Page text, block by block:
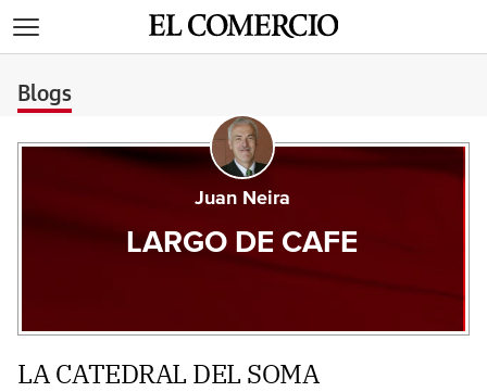
Blogs
Juan Neira
LARGO DE CAFE
LA CATEDRAL DEL SOMA